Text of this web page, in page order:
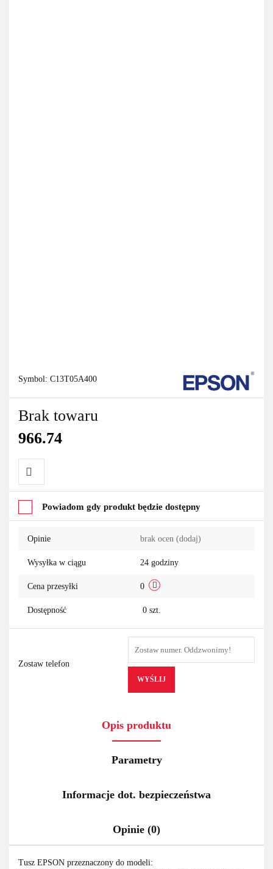
Symbol: C13T05A400
Brak towaru
966.74
Do
Powiadom gdy produkt będzie dostępny
Opinie brak ocen (dodaj)
Wysyłka w ciągu 24 godziny
Cena przesyłki 0
Dostępność 0 szt.
Zostaw telefon
WYŚLIJ
Opis produktu
Parametry
Informacje dot. bezpieczeństwa
Opinie (0)
Tusz EPSON przeznaczony do modeli: